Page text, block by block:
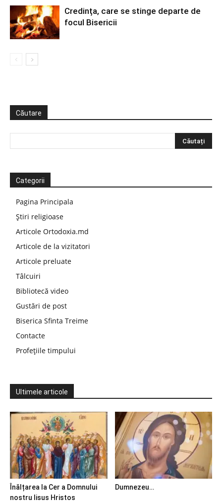
Credința, care se stinge departe de
focul Bisericii
Căutare
Categorii
Pagina Principala
Știri religioase
Articole Ortodoxia.md
Articole de la vizitatori
Articole preluate
Tâlcuiri
Bibliotecă video
Gustări de post
Biserica Sfinta Treime
Contacte
Profețiile timpului
Ultimele articole
Înălțarea la Cer a Domnului
nostru Iisus Hristos
Dumnezeu…